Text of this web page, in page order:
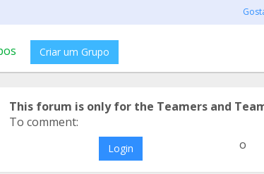
Criar um Grupo
This forum is only for the Teamers and
To comment:
Login o